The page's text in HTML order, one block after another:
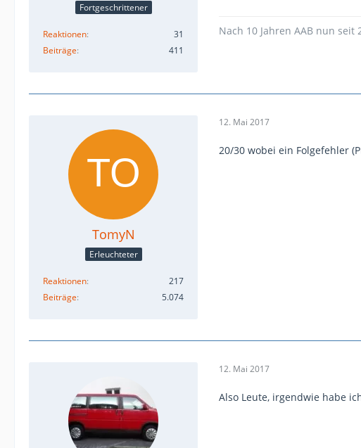
Fortgeschrittener
Reaktionen
31
Beiträge
411
Nach 10 Jahren AAB nun seit
TomyN
Erleuchteter
Reaktionen
217
Beiträge
5.074
12. Mai 2017
20/30 wobei ein Folgefehler
12. Mai 2017
Also Leute, irgendwie habe